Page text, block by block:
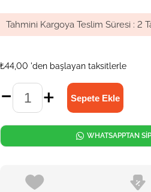
Tahmini Kargoya Teslim Süresi : 2
₺44,00 'den başlayan taksitlerle
WHATSAPPTAN